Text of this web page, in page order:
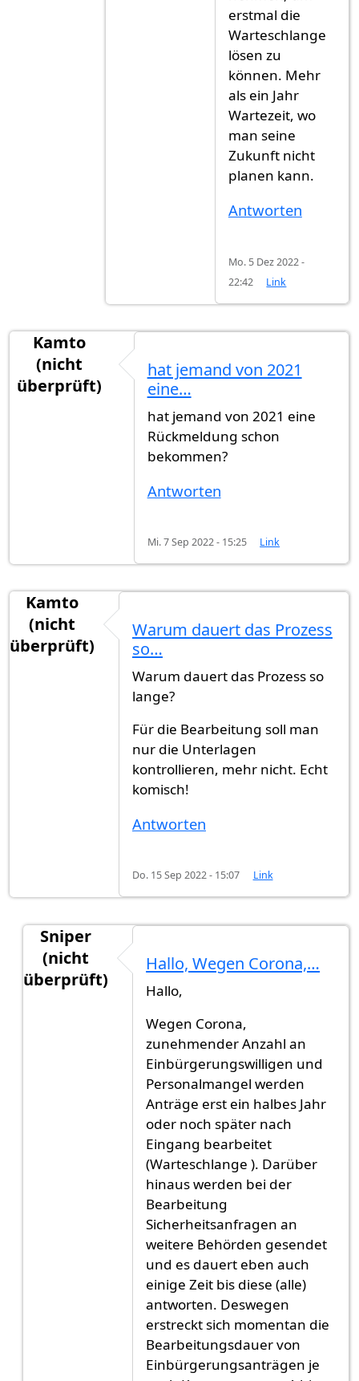
erstmal die
Warteschlange
lösen zu
können. Mehr
als ein Jahr
Wartezeit, wo
man seine
Zukunft nicht
planen kann.
Antworten
Mo. 5 Dez 2022 -
22:42
Link
Kamto
(nicht
überprüft)
hat jemand von 2021
eine…
hat jemand von 2021 eine
Rückmeldung schon
bekommen?
Antworten
Mi. 7 Sep 2022 - 15:25 Link
Kamto
(nicht
überprüft)
Warum dauert das Prozess
so…
Warum dauert das Prozess so
lange?
Für die Bearbeitung soll man
nur die Unterlagen
kontrollieren, mehr nicht. Echt
komisch!
Antworten
Do. 15 Sep 2022 - 15:07 Link
Sniper
(nicht
überprüft)
Warum dauert das Prozess so…
Hallo, Wegen Corona,…
Hallo,
Wegen Corona,
zunehmender Anzahl an
Einbürgerungswilligen und
Personalmangel werden
Anträge erst ein halbes Jahr
oder noch später nach
Eingang bearbeitet
(Warteschlange ). Darüber
hinaus werden bei der
Bearbeitung
Sicherheitsanfragen an
weitere Behörden gesendet
und es dauert eben auch
einige Zeit bis diese (alle)
antworten. Deswegen
erstreckt sich momentan die
Bearbeitungsdauer von
Einbürgerungsanträgen je